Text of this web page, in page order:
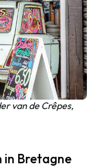
van de Crêpes,
in Bretagne